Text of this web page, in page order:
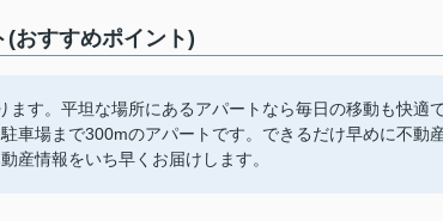
おすすめポイント)
ます。平坦な場所にあるアパートなら毎日の移動も快適
車場まで300mのアパートです。できるだけ早めに不動
産情報をいち早くお届けします。